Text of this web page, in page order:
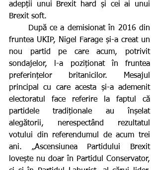
adepții unui Brexit hard și cei ai unui
Brexit soft.
fruntea UKIP, Nigel Farage și-a creat un
nou partid pe care acum, potrivit
sondajelor, l-a poziționat în fruntea
preferințelor britanicilor. Mesajul
principal cu care acesta și-a ademenit
electoratul face referire la faptul că
partidele tradiționale au înșelat
alegătorii, nerespectând rezultatul
votului din referendumul de acum trei
ani. „Ascensiunea Partidului Brexit
lovește nu doar în Partidul Conservator,